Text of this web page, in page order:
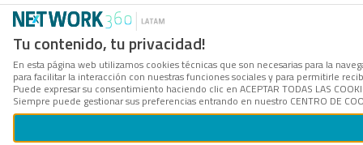
Tu contenido, tu privacidad!
En esta página web utilizamos cookies técnicas que son necesarias para la
para facilitar la interacción con nuestras funciones sociales y para permitirle
Puede expresar su consentimiento haciendo clic en ACEPTAR TODAS LAS
Siempre puede gestionar sus preferencias entrando en nuestro CENTRO DE